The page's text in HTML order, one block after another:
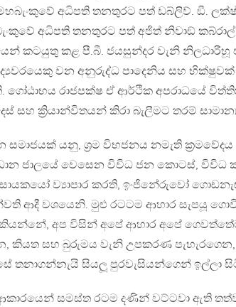
අධිපති තනතුරට පත් ඩබ්ලිව්. ඞී.
අධිපති තනතුරට පත් අජිත් නිවාඞ්
කටයුතු කළ පී.බී. ජයසුන්දර වැනි
වන අනුරුද්ධ පාදෙනිය සහ
ගෝඨාභය රාජපක්ෂ ඒ ආර්ථික අපරාධයේ
සහ ක්‍රියාන්විතයන් කිරා බැලීමට තරම්
සමාජයක් යනු, ශ්‍රම විභජනය නමැති
ජාලයේ වෙසෙන විවිධ ජන කොටස්,
ව්‍යාපාර කරති, ඉංජිනේරුවෝ
ආදී වශයෙනි. මුළු රටටම ආහාර සැපයූ
කියන්නේ, අප විසින් අපේ ආහාර අපේ
කියත සහ බුරුමය වැනි උපකරණ
තනාගන්නැයි සියලූ පුරවැසියන්ගෙන් ඉල්ලා
සමස්ත රටම දණින් වට්ටවා ඇති